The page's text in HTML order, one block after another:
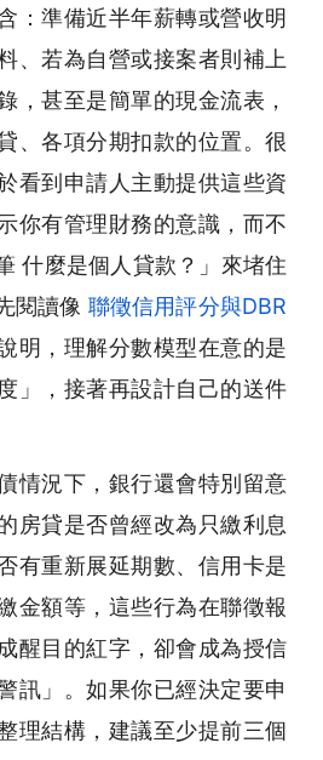
：準備近半年薪轉或營收明
、若為自營或接案者則補上
，甚至是簡單的現金流表，
、各項分期扣款的位置。很
看到申請人主動提供這些資
你有管理財務的意識，而不
什麼是個人貸款？」來堵住
閱讀像 聯徵信用評分與DBR
明，理解分數模型在意的是
」，接著再設計自己的送件
情況下，銀行還會特別留意
房貸是否曾經改為只繳利息
有重新展延期數、信用卡是
金額等，這些行為在聯徵報
醒目的紅字，卻會成為授信
訊」。如果你已經決定要申
理結構，建議至少提前三個